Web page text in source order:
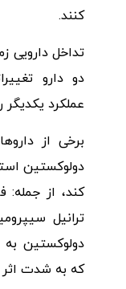
کنند.
تداخل دارویی
دو دارو
عملکرد یکدیگر
برخی از
دولوکستین
کند، از جمله:
ترانیل
دولوکستین
که به شدت اثر